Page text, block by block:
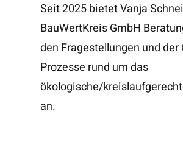
Seit 2025 bietet Vanja
BauWertKreis GmbH
den Fragestellungen und
Prozesse rund um das
ökologische/
an.